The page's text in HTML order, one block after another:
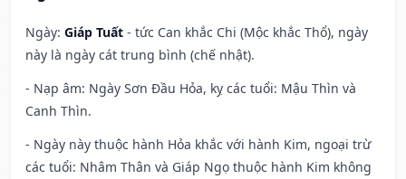
Ngày: Giáp Tuất - tức Can khắc Chi (Mộc khắc Thổ), ngày
này là ngày cát trung bình (chế nhật).
- Nạp âm: Ngày Sơn Đầu Hỏa, kỵ các tuổi: Mậu Thìn và
Canh Thìn.
- Ngày này thuộc hành Hỏa khắc với hành Kim, ngoại trừ
các tuổi: Nhâm Thân và Giáp Ngọ thuộc hành Kim không